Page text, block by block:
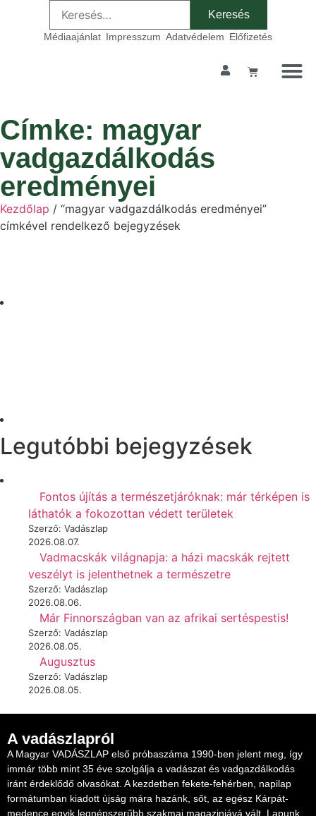
Médiaajánlat Impresszum Adatvédelem Előfizetés
Címke: magyar
vadgazdálkodás
eredményei
Kezdőlap / “magyar vadgazdálkodás eredményei”
címkével rendelkező bejegyzések
Legutóbbi bejegyzések
Fontos újítás a természetjáróknak: már térképen is
láthatók a fokozottan védett területek
Szerző: Vadászlap
2026.08.07.
Vadmacskák világnapja: a házi macskák rejtett
veszélyt is jelenthetnek a természetre
Szerző: Vadászlap
2026.08.06.
Már Finnországban van az afrikai sertéspestis!
Szerző: Vadászlap
2026.08.05.
Augusztus
Szerző: Vadászlap
2026.08.05.
A vadászlapról
A Magyar VADÁSZLAP első próbaszáma 1990-ben jelent meg, így
immár több mint 35 éve szolgálja a vadászat és vadgazdálkodás
iránt érdeklődő olvasókat. A kezdetben fekete-fehérben, napilap
formátumban kiadott újság mára hazánk, sőt, az egész Kárpát-
medence egyik legnépszerűbb szakmai magazinjává vált. Lapunk